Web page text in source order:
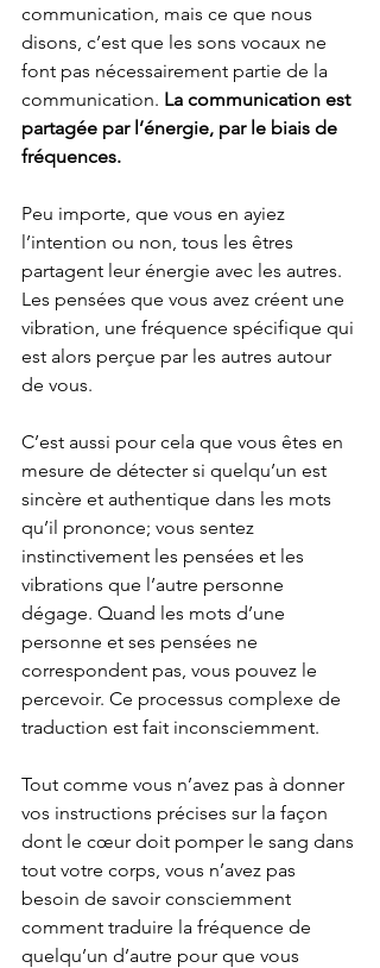
communication, mais ce que nous
disons, c’est que les sons vocaux ne
font pas nécessairement partie de la
communication. La communication est
partagée par l’énergie, par le biais de
fréquences.
Peu importe, que vous en ayiez
l’intention ou non, tous les êtres
partagent leur énergie avec les autres.
Les pensées que vous avez créent une
vibration, une fréquence spécifique qui
est alors perçue par les autres autour
de vous.
C’est aussi pour cela que vous êtes en
mesure de détecter si quelqu’un est
sincère et authentique dans les mots
qu’il prononce; vous sentez
instinctivement les pensées et les
vibrations que l’autre personne
dégage. Quand les mots d’une
personne et ses pensées ne
correspondent pas, vous pouvez le
percevoir. Ce processus complexe de
traduction est fait inconsciemment.
Tout comme vous n’avez pas à donner
vos instructions précises sur la façon
dont le cœur doit pomper le sang dans
tout votre corps, vous n’avez pas
besoin de savoir consciemment
comment traduire la fréquence de
quelqu’un d’autre pour que vous